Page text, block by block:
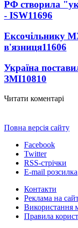
РФ створила
- ISW11696
Ексочільнику
в'язниця11606
Україна
ЗМІ10810
Читати коментарі
Повна версія сайту
Facebook
Twitter
RSS-стрічки
E-mail розсилка
Контакти
Реклама на
Використання
Правила